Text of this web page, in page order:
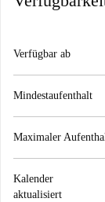
Verfügbar ab
Mindestaufenthalt
Maximaler
Kalender
aktualisiert